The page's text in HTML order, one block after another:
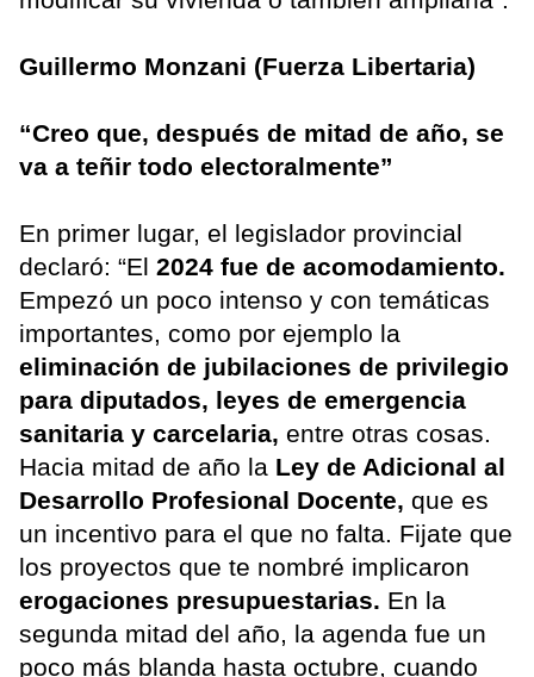
Guillermo Monzani (Fuerza Libertaria)
“Creo que, después de mitad de año, se
va a teñir todo electoralmente”
En primer lugar, el legislador provincial
declaró: “El 2024 fue de acomodamiento.
Empezó un poco intenso y con temáticas
importantes, como por ejemplo la
eliminación de jubilaciones de privilegio
para diputados, leyes de emergencia
sanitaria y carcelaria, entre otras cosas.
Hacia mitad de año la Ley de Adicional al
Desarrollo Profesional Docente, que es
un incentivo para el que no falta. Fijate que
los proyectos que te nombré implicaron
erogaciones presupuestarias. En la
segunda mitad del año, la agenda fue un
poco más blanda hasta octubre, cuando